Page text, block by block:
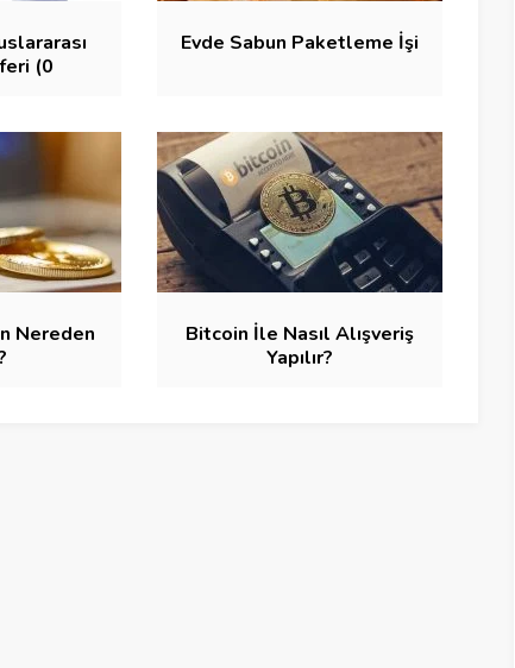
(0
Evde Sabun Paketleme İşi
Nereden
Bitcoin İle Nasıl Alışveriş
Yapılır?